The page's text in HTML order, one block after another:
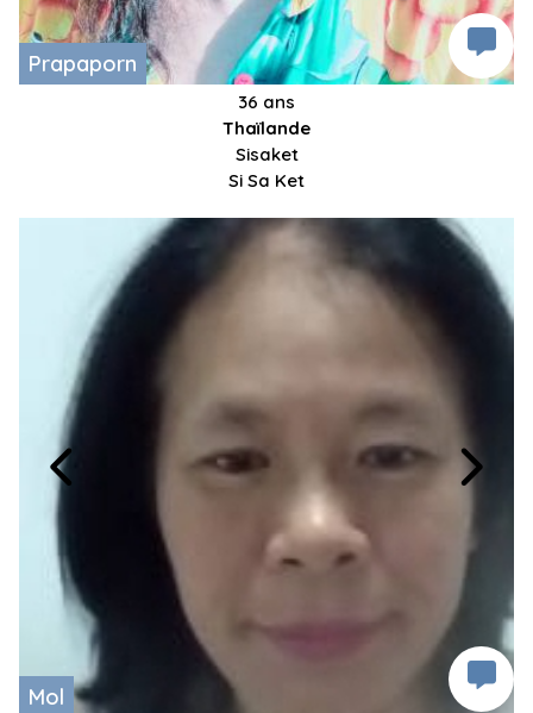
Prapaporn
36 ans
Thaïlande
Sisaket
Si Sa Ket
Mol